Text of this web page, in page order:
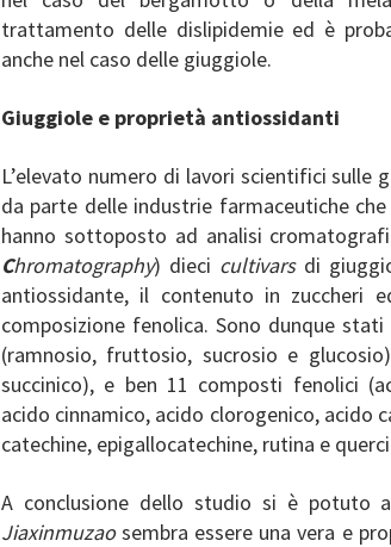
trattamento delle dislipidemie ed è
anche nel caso delle giuggiole.
Giuggiole e proprietà antiossidanti
L’elevato numero di lavori scientifici sulle
da parte delle industrie farmaceutiche
hanno sottoposto ad analisi
Chromatography) dieci cultivarsdi
antiossidante, il contenuto in zuccheri
composizione fenolica. Sono dunque
(ramnosio, fruttosio, sucrosio e
succinico), e ben 11 composti fenolici
acido cinnamico, acido clorogenico, acido
catechine, epigallocatechine, rutina e
A conclusione dello studio si è potuto
Jiaxinmuzaosembra essere una vera e